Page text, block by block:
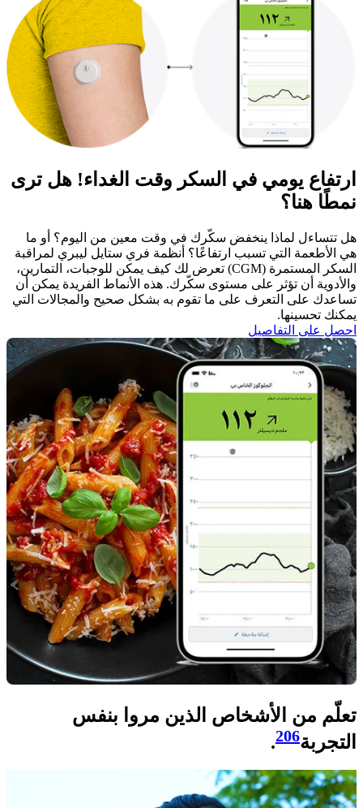
ارتفاع يومي في السكر وقت الغداء! هل ترى
نمطًا هنا؟
هل تتساءل لماذا ينخفض سكّرك في وقت معين من اليوم؟ أو ما
هي الأطعمة التي تسبب ارتفاعًا؟ أنظمة فري ستايل ليبري لمراقبة
السكر المستمرة (CGM) تعرض لك كيف يمكن للوجبات، التمارين،
والأدوية أن تؤثر على مستوى سكّرك. هذه الأنماط الفريدة يمكن أن
تساعدك على التعرف على ما تقوم به بشكل صحيح والمجالات التي
يمكنك تحسينها.
احصل على التفاصيل
تعلّم من الأشخاص الذين مروا بنفس
التجربة206
.​